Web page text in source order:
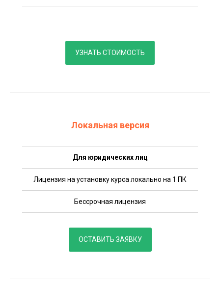
УЗНАТЬ СТОИМОСТЬ
Локальная версия
Для юридических лиц
Лицензия на установку курса локально на 1 ПК
Бессрочная лицензия
ОСТАВИТЬ ЗАЯВКУ